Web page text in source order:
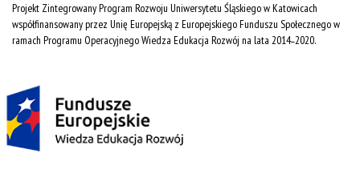
Projekt Zintegrowany Program Rozwoju Uniwersytetu Śląskiego w Katowicach
współfinansowany przez Unię Europejską z Europejskiego Funduszu Społecznego w
ramach Programu Operacyjnego Wiedza Edukacja Rozwój na lata 2014˗2020.